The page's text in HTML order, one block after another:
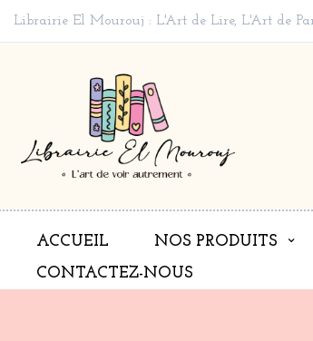
Librairie El Mourouj : L'Art de Lire, L'Art de
ACCUEIL NOS PRODUITS
CONTACTEZ-NOUS